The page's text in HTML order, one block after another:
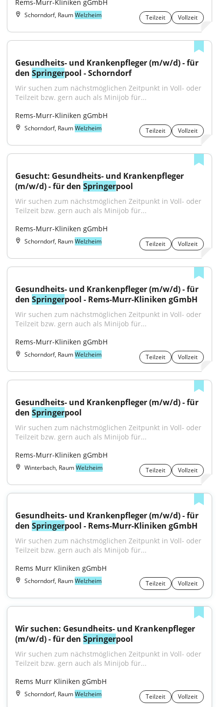
Rems-Murr-Kliniken gGmbH
Schorndorf, RaumWelzheim Teilzeit Vollzeit
Gesundheits- und Krankenpfleger (m/w/d) - für
den Springerpool - Schorndorf
Wir suchen zum nächstmöglichen Zeitpunkt in Voll- oder
Teilzeit bzw. gern auch als Minijob für...
Rems-Murr-Kliniken gGmbH
Schorndorf, RaumWelzheim Teilzeit Vollzeit
Gesucht: Gesundheits- und Krankenpfleger
(m/w/d) - für den Springerpool
Wir suchen zum nächstmöglichen Zeitpunkt in Voll- oder
Teilzeit bzw. gern auch als Minijob für...
Rems-Murr-Kliniken gGmbH
Schorndorf, RaumWelzheim Teilzeit Vollzeit
Gesundheits- und Krankenpfleger (m/w/d) - für
den Springerpool - Rems-Murr-Kliniken gGmbH
Wir suchen zum nächstmöglichen Zeitpunkt in Voll- oder
Teilzeit bzw. gern auch als Minijob für...
Rems-Murr-Kliniken gGmbH
Schorndorf, RaumWelzheim Teilzeit Vollzeit
Gesundheits- und Krankenpfleger (m/w/d) - für
den Springerpool
Wir suchen zum nächstmöglichen Zeitpunkt in Voll- oder
Teilzeit bzw. gern auch als Minijob für...
Rems-Murr-Kliniken gGmbH
Winterbach, RaumWelzheim Teilzeit Vollzeit
Gesundheits- und Krankenpfleger (m/w/d) - für
den Springerpool - Rems-Murr-Kliniken gGmbH
Wir suchen zum nächstmöglichen Zeitpunkt in Voll- oder
Teilzeit bzw. gern auch als Minijob für...
Rems Murr Kliniken gGmbH
Schorndorf, RaumWelzheim Teilzeit Vollzeit
Wir suchen: Gesundheits- und Krankenpfleger
(m/w/d) - für den Springerpool
Wir suchen zum nächstmöglichen Zeitpunkt in Voll- oder
Teilzeit bzw. gern auch als Minijob für...
Rems Murr Kliniken gGmbH
Schorndorf, RaumWelzheim Teilzeit Vollzeit